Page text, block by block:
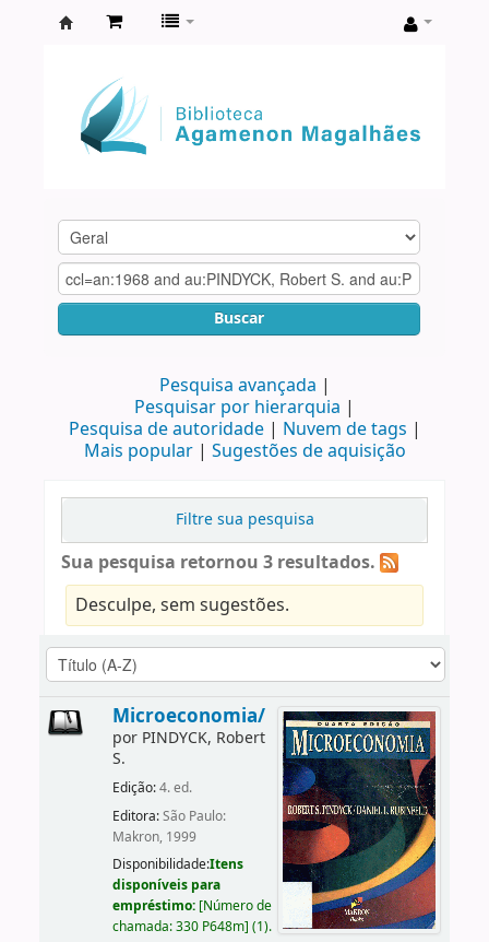
Agamenon
Magalhães
Buscar
Pesquisa avançada
Pesquisar por hierarquia
Pesquisa de autoridade
Nuvem de tags
Mais popular
Sugestões de aquisição
Filtre sua pesquisa
Sua pesquisa retornou 3 resultados.
Desculpe, sem sugestões.
Microeconomia/
por PINDYCK, Robert
S.
Edição:4. ed.
Editora:São Paulo:
Makron, 1999
Disponibilidade:Itens
disponíveis para
empréstimo: [Número de
chamada:330 P648m] (1).